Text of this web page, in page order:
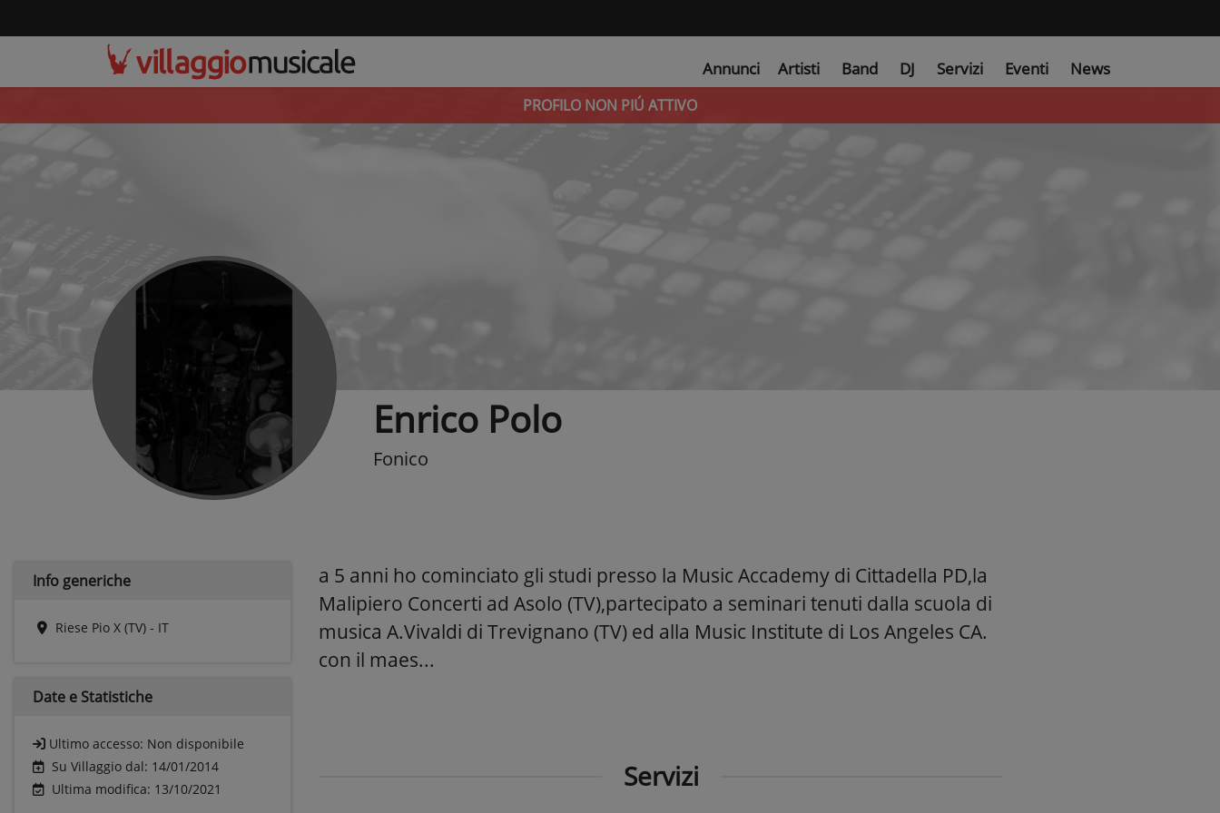
Annunci Artisti Band DJ Servizi Eventi News
PROFILO NON PIÚ ATTIVO
Enrico Polo
Fonico
Info generiche
Riese Pio X (TV) - IT
Date e Statistiche
Ultimo accesso: Non disponibile
Su Villaggio dal: 14/01/2014
Ultima modifica: 13/10/2021
a 5 anni ho cominciato gli studi presso la Music Accademy di Cittadella PD,la
Malipiero Concerti ad Asolo (TV),partecipato a seminari tenuti dalla scuola di
musica A.Vivaldi di Trevignano (TV) ed alla Music Institute di Los Angeles CA.
con il maes...
Servizi